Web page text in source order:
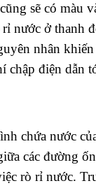
sẽ có màu
nước ở thanh
nhân
chập điện dẫn
chứa nước
các đường
rò rỉ nước.